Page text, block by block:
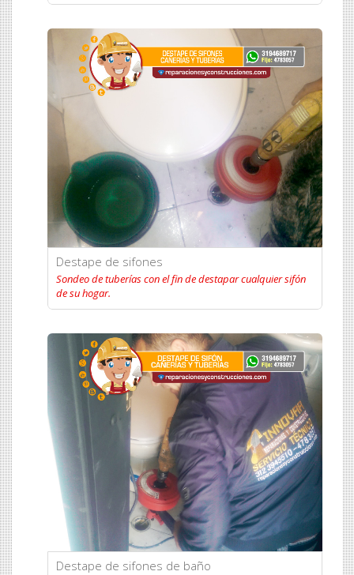
Destape de sifones
Sondeo de tuberías con el fin de destapar cualquier sifón
de su hogar.
Destape de sifones de baño